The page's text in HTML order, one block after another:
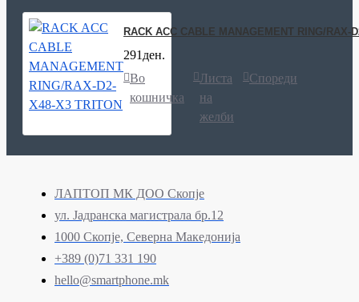
RACK ACC CABLE MANAGEMENT RING/RAX-
291ден.
Во
кошничка
Листа
на
желби
Спореди
ЛАПТОП МК ДОО Скопје
ул. Јадранска магистрала бр.12
1000 Скопје, Северна Македонија
+389 (0)71 331 190
hello@smartphone.mk